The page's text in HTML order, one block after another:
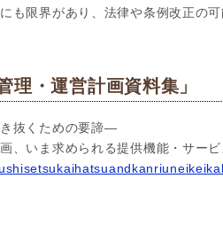
も限界があり、法律や条例改正の
・運営計画資料集」
抜くための要諦―
、いま求められる提供機能・サービ